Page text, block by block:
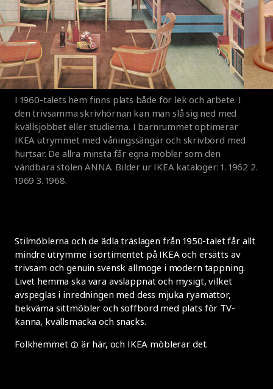
I 1960-talets hem finns plats både för lek och arbete. I
den trivsamma skrivhörnan kan man slå sig ned med
kvällsjobbet eller studierna. I barnrummet optimerar
IKEA utrymmet med våningssängar och skrivbord med
hurtsar. De allra minsta får egna möbler som den
vändbara stolen ANNA. Bilder ur IKEA kataloger: 1. 1962 2.
1969 3. 1968.
Stilmöblerna och de ädla träslagen från 1950-talet får allt
mindre utrymme i sortimentet på IKEA och ersätts av
trivsam och genuin svensk allmoge i modern tappning.
Livet hemma ska vara avslappnat och mysigt, vilket
avspeglas i inredningen med dess mjuka ryamattor,
bekväma sittmöbler och soffbord med plats för TV-
kanna, kvällsmacka och snacks.
Folkhemmet
är här, och IKEA möblerar det.